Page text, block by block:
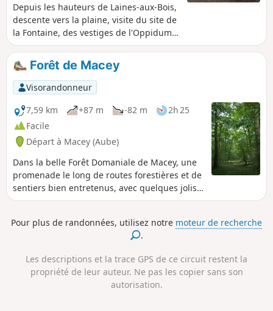
Depuis les hauteurs de Laines-aux-Bois,
descente vers la plaine, visite du site de
la Fontaine, des vestiges de l'Oppidum
Gallo-Romain et des traces du Château
du site naturel de Montaigu avec retour
par le Sentier des Moutons pour
terminer par la traversée du charmant
hameau Les Grandes Vallées. Un
itinéraire qui évite les sentiers les plus
escarpés.
Forêt de Macey
Visorandonneur
7,59 km
+87 m -82 m
2h 25
Facile
Départ à Macey (Aube)
Dans la belle Forêt Domaniale de Macey, une
promenade le long de routes forestières et de
sentiers bien entretenus, avec quelques jolis
points de vue.
Pour plus de randonnées, utilisez notre moteur de recherche
.
Les descriptions et la trace GPS de ce circuit restent la
propriété de leur auteur. Ne pas les copier sans son
autorisation.